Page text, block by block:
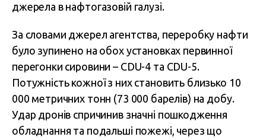
джерела в нафтогазовій галузі.
За словами джерел агентства, переробку нафти
було зупинено на обох установках первинної
перегонки сировини – CDU-4 та CDU-5.
Потужність кожної з них становить близько 10
000 метричних тонн (73 000 барелів) на добу.
Удар дронів спричинив значні пошкодження
обладнання та подальші пожежі, через що